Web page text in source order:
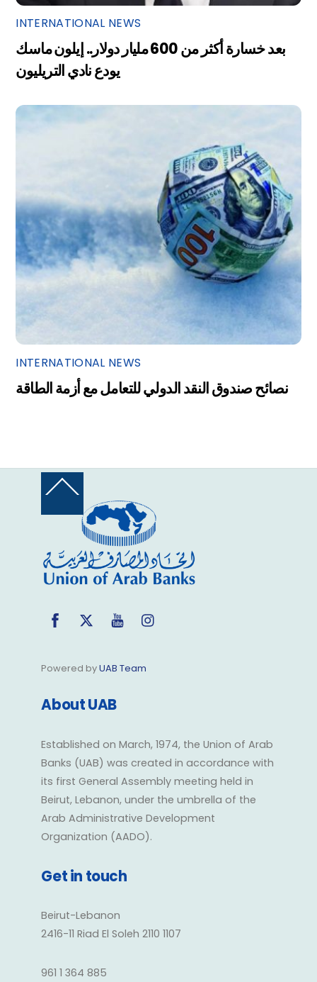
INTERNATIONAL NEWS
بعد خسارة أكثر من 600 مليار دولار.. إيلون ماسك
يودع نادي التريليون
INTERNATIONAL NEWS
نصائح صندوق النقد الدولي للتعامل مع أزمة الطاقة
Back
Top
Facebook
Twitter YouTube
Powered byUAB Team
About UAB
Established on March, 1974, the Union of Arab
Banks (UAB) was created in accordance with
its first General Assembly meeting held in
Beirut, Lebanon, under the umbrella of the
Arab Administrative Development
Organization (AADO).
Get in touch
Beirut-Lebanon
2416-11 Riad El Soleh 2110 1107
961 1 364 885